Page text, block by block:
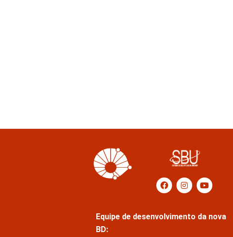
Equipe de desenvolvimento da nova
BD: